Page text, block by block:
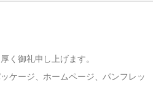
キャメル敷きパッド
く御礼申し上げます。
ケージ、ホームページ、パンフレッ